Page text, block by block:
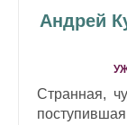
Андрей
Странная,